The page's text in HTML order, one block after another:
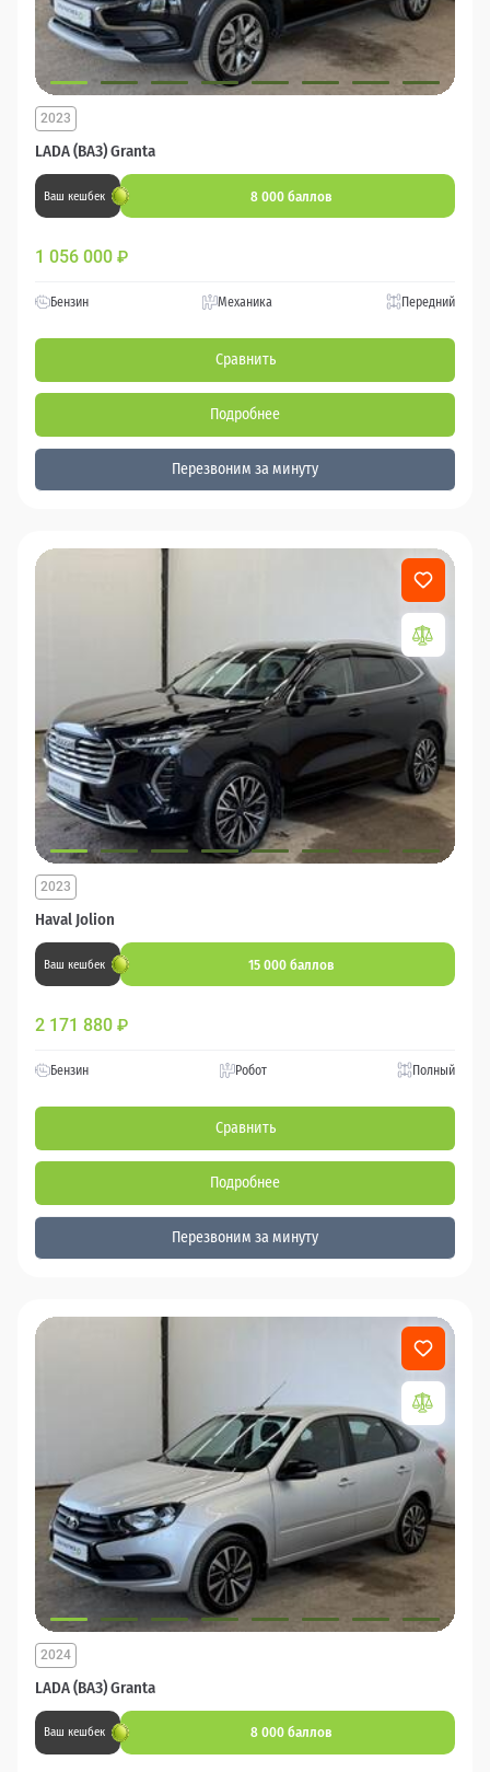
LADA (ВАЗ) Granta
2023
Ваш кешбек 8 000 баллов
1 056 000 ₽
Бензин Механика Передний
Сравнить
Подробнее
Перезвоним за минуту
Haval Jolion
2023
Ваш кешбек 15 000 баллов
2 171 880 ₽
Бензин Робот Полный
Сравнить
Подробнее
Перезвоним за минуту
LADA (ВАЗ) Granta
2024
Ваш кешбек 8 000 баллов